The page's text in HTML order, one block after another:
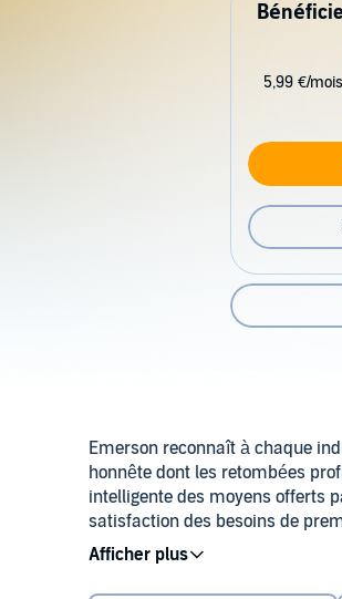
5,99 €/
Emerson reconnaît à chaque
honnête dont les retombées
intelligente des moyens offerts
satisfaction des besoins de
manuel, intellectuel, artistique
mieux les outils et les moyens